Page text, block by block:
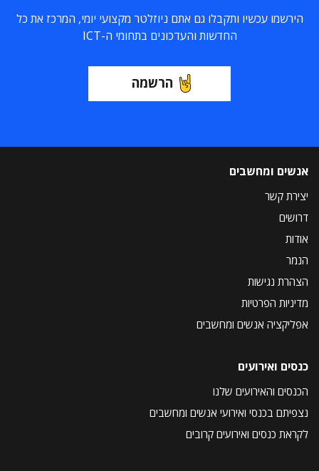
הירשמו עכשיו ותקבלו גם אתם ניוזלטר מקצועי יומי, המרכז את כל
החדשות והעדכונים בתחומי ה-ICT
הרשמה
אנשים ומחשבים
יצירת קשר
דרושים
אודות
הנמר
הצהרת נגישות
מדיניות הפרטיות
אפליקציה אנשים ומחשבים
כנסים ואירועים
הכנסים והאירועים שלנו
נצפיתם בכנסי ואירועי אנשים ומחשבים
לקראת כנסים ואירועים קרובים